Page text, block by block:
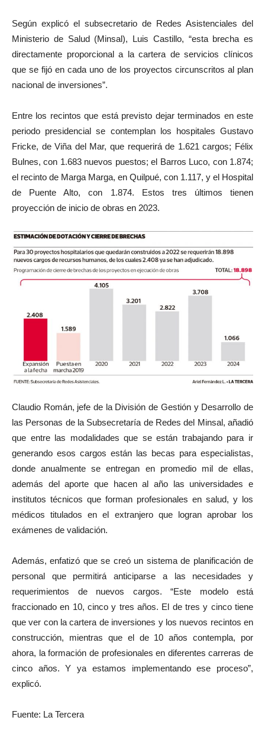
Según explicó el subsecretario de Redes Asistenciales del
Ministerio de Salud (Minsal), Luis Castillo, “esta brecha es
directamente proporcional a la cartera de servicios clínicos
que se fijó en cada uno de los proyectos circunscritos al plan
nacional de inversiones”.
Entre los recintos que está previsto dejar terminados en este
periodo presidencial se contemplan los hospitales Gustavo
Fricke, de Viña del Mar, que requerirá de 1.621 cargos; Félix
Bulnes, con 1.683 nuevos puestos; el Barros Luco, con 1.874;
el recinto de Marga Marga, en Quilpué, con 1.117, y el Hospital
de Puente Alto, con 1.874. Estos tres últimos tienen
proyección de inicio de obras en 2023.
Claudio Román, jefe de la División de Gestión y Desarrollo de
las Personas de la Subsecretaría de Redes del Minsal, añadió
que entre las modalidades que se están trabajando para ir
generando esos cargos están las becas para especialistas,
donde anualmente se entregan en promedio mil de ellas,
además del aporte que hacen al año las universidades e
institutos técnicos que forman profesionales en salud, y los
médicos titulados en el extranjero que logran aprobar los
exámenes de validación.
Además, enfatizó que se creó un sistema de planificación de
personal que permitirá anticiparse a las necesidades y
requerimientos de nuevos cargos. “Este modelo está
fraccionado en 10, cinco y tres años. El de tres y cinco tiene
que ver con la cartera de inversiones y los nuevos recintos en
construcción, mientras que el de 10 años contempla, por
ahora, la formación de profesionales en diferentes carreras de
cinco años. Y ya estamos implementando ese proceso”,
explicó.
Fuente: La Tercera